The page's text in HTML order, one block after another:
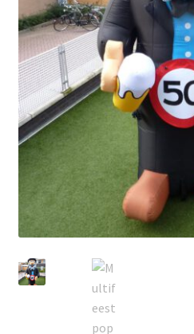
Privacyverklaring
Producten + prijzen
Vacature: Medewerker bezorging
Vacature: Parttime
Wie zijn wij